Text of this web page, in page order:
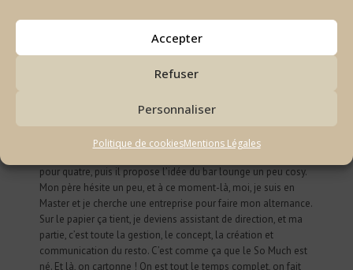
Accepter
Refuser
Personnaliser
Politique de cookiesMentions Légales
s’installer ici avec le projet de monter quelque chose avec lui.
pour quatre, puis il propose l’idée du bar lounge un peu cosy.
Mon père hésite un peu, et à ce moment-là, moi, je suis en
Master et je cherche une entreprise pour faire mon alternance.
Sur le papier ça tient, je deviens assistant de direction, et ma
partie, c’est toute la gestion, le concept, la création et
communication du resto. C’est comme ça que le So Much est
né. Et là, on cartonne ! On est tout le temps complet, on fait